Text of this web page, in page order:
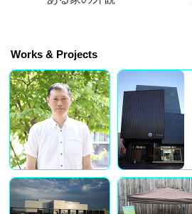
Works & Projects